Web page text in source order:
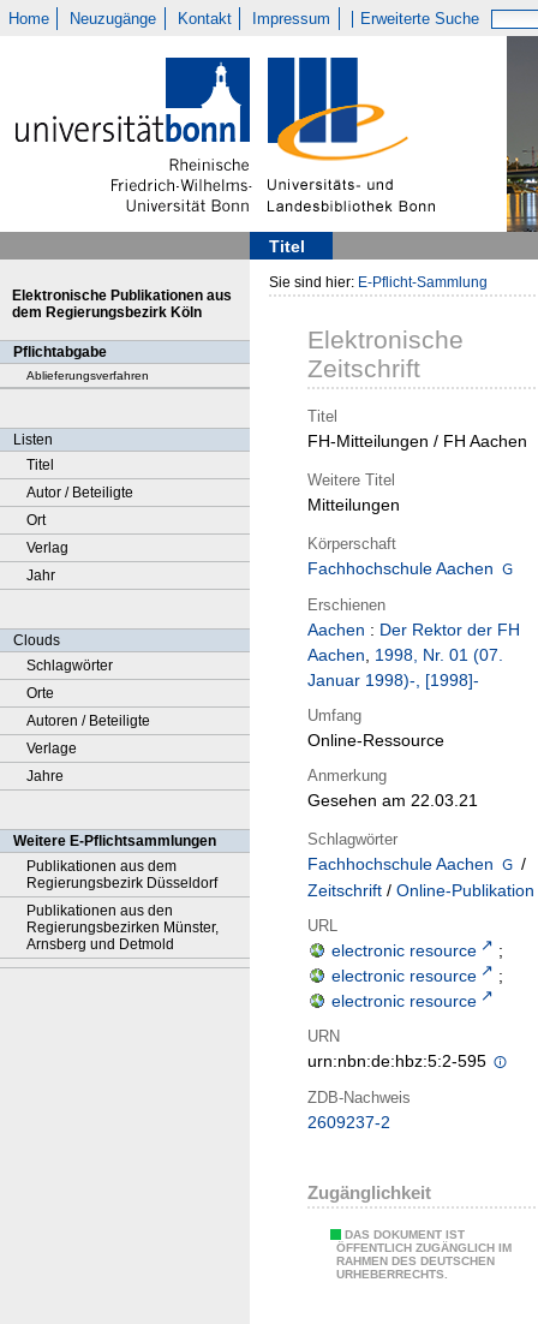
Home Neuzugänge Kontakt Impressum Erweiterte Suche
Titel
Elektronische Publikationen aus
dem Regierungsbezirk Köln
Pflichtabgabe
Ablieferungsverfahren
Listen
Titel
Autor / Beteiligte
Ort
Verlag
Jahr
Clouds
Schlagwörter
Orte
Autoren / Beteiligte
Verlage
Jahre
Weitere E-Pflichtsammlungen
Publikationen aus dem
Regierungsbezirk Düsseldorf
Publikationen aus den
Regierungsbezirken Münster,
Arnsberg und Detmold
Sie sind hier: E-Pflicht-Sammlung
Elektronische
Zeitschrift
Titel
FH-Mitteilungen / FH Aachen
Weitere Titel
Mitteilungen
Körperschaft
Fachhochschule Aachen
Erschienen
Aachen : Der Rektor der FH
Aachen, 1998, Nr. 01 (07.
Januar 1998)-, [1998]-
Umfang
Online-Ressource
Anmerkung
Gesehen am 22.03.21
Schlagwörter
Fachhochschule Aachen
/
Zeitschrift / Online-Publikation
URL
electronic resource
;
electronic resource
;
electronic resource
URN
urn:nbn:de:hbz:5:2-595
ZDB-Nachweis
2609237-2
Zugänglichkeit
DAS DOKUMENT IST
ÖFFENTLICH ZUGÄNGLICH IM
RAHMEN DES DEUTSCHEN
URHEBERRECHTS.